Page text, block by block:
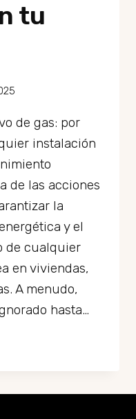
tu
de gas: por
instalación
de las acciones
la
y el
de cualquier
en viviendas,
A menudo,
hasta…